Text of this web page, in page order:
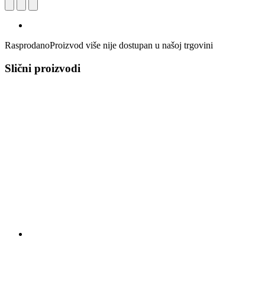
RasprodanoProizvod više nije dostupan u našoj trgovini
Slični proizvodi